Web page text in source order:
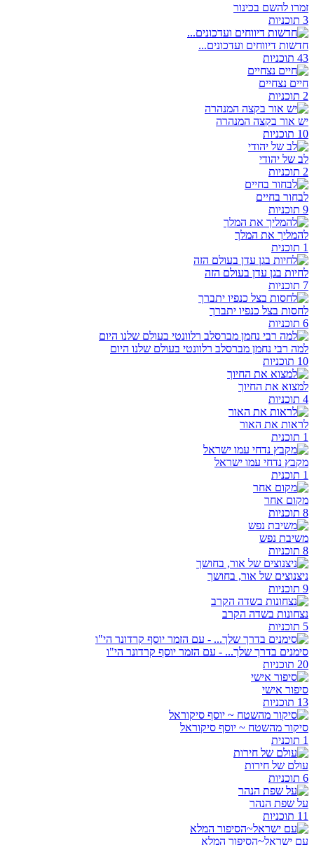
זמרו להשם בכינור
3 תוכניות
חדשות דיווחים ועדכונים...
43 תוכניות
חיים נצחיים
2 תוכניות
יש אור בקצה המנהרה
10 תוכניות
לב של יהודי
2 תוכניות
לבחור בחיים
9 תוכניות
להמליך את המלך
1 תוכנית
לחיות בגן עדן בעולם הזה
7 תוכניות
לחסות בצל כנפיו יתברך
6 תוכניות
למה רבי נחמן מברסלב רלוונטי בעולם שלנו היום
10 תוכניות
למצוא את החיוך
4 תוכניות
לראות את האור
1 תוכנית
מקבץ נדחי עמו ישראל
1 תוכנית
מקום אחר
8 תוכניות
משיבת נפש
8 תוכניות
ניצנוצים של אור, בחושך
9 תוכניות
נצחונות בשדה הקרב
5 תוכניות
סימנים בדרך שלך... - עם הזמר יוסף קרדונר הי"ו
20 תוכניות
סיפור אישי
13 תוכניות
סיקור מהשטח ~ יוסף סיקוראל
1 תוכנית
עולם של חירות
6 תוכניות
על שפת הנהר
11 תוכניות
עם ישראל~הסיפור המלא